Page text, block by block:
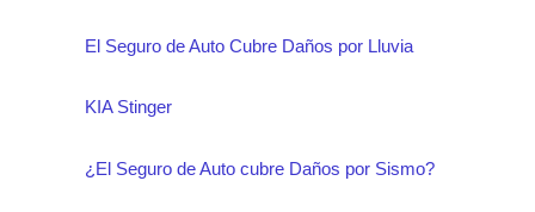
El Seguro de Auto Cubre Daños por Lluvia
KIA Stinger
¿El Seguro de Auto cubre Daños por Sismo?